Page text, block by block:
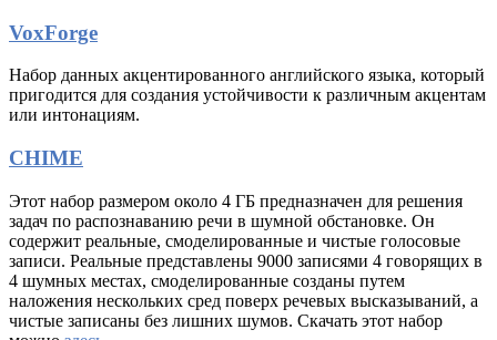
VoxForge
Набор данных акцентированного английского языка, который
пригодится для создания устойчивости к различным акцентам
или интонациям.
CHIME
Этот набор размером около 4 ГБ предназначен для решения
задач по распознаванию речи в шумной обстановке. Он
содержит реальные, смоделированные и чистые голосовые
записи. Реальные представлены 9000 записями 4 говорящих в
4 шумных местах, смоделированные созданы путем
наложения нескольких сред поверх речевых высказываний, а
чистые записаны без лишних шумов. Скачать этот набор